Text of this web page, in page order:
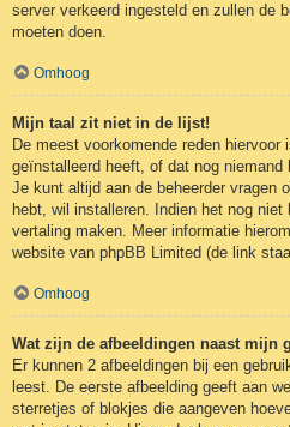
server verkeerd ingesteld en zullen de
moeten doen.
Omhoog
Mijn taal zit niet in de lijst!
De meest voorkomende reden
geïnstalleerd heeft, of dat nog
Je kunt altijd aan de beheerder vragen
hebt, wil installeren. Indien het nog
vertaling maken. Meer informatie
website van phpBB Limited (de link
Omhoog
Wat zijn de afbeeldingen naast mijn
Er kunnen 2 afbeeldingen bij een
leest. De eerste afbeelding geeft aan
sterretjes of blokjes die aangeven